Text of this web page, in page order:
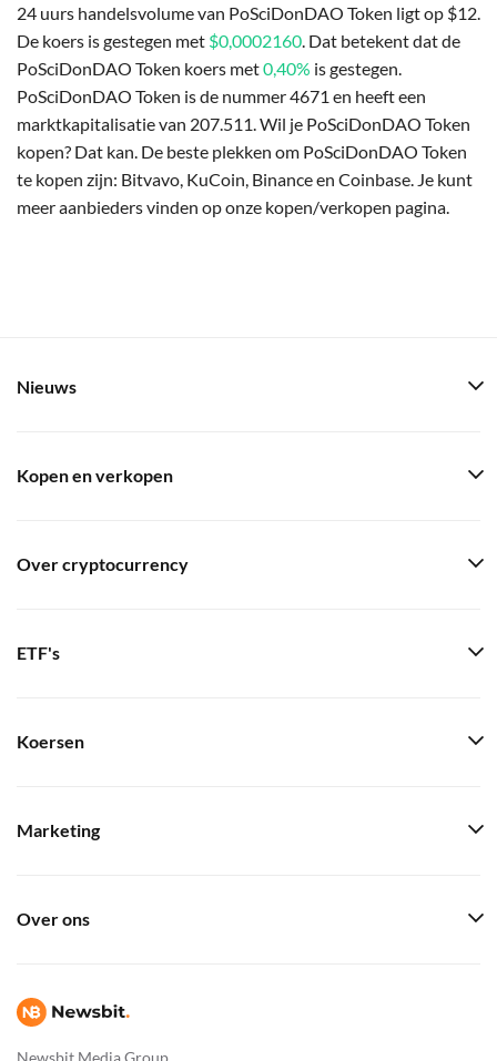
24 uurs handelsvolume van PoSciDonDAO Token ligt op $12.
De koers is gestegen met $0,0002160 . Dat betekent dat de
PoSciDonDAO Token koers met0,40% is gestegen.
PoSciDonDAO Token is de nummer 4671 en heeft een
marktkapitalisatie van 207.511. Wil je PoSciDonDAO Token
kopen? Dat kan. De beste plekken om PoSciDonDAO Token
te kopen zijn: Bitvavo, KuCoin, Binance en Coinbase. Je kunt
meer aanbieders vinden op onze kopen/verkopen pagina.
Newsbit Media Group
Nieuws
Kopen en verkopen
Over cryptocurrency
ETF's
Koersen
Marketing
Over ons